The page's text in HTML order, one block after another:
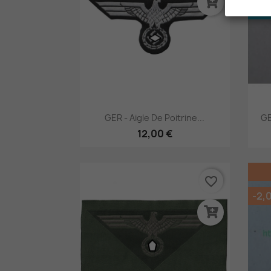
 Aperçu rapide
GER - Aigle De Poitrine...
12,00 €
favorite_border
-